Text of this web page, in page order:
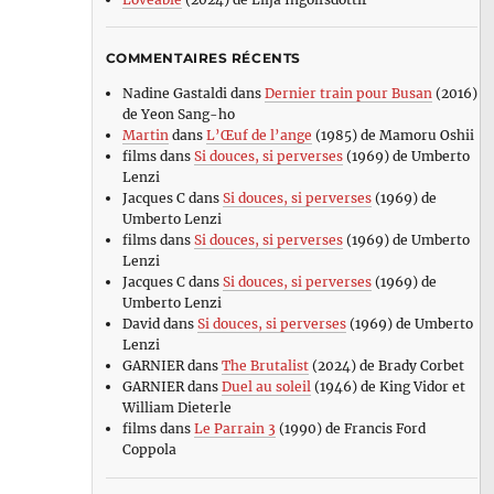
COMMENTAIRES RÉCENTS
Nadine Gastaldidans Dernier train pour Busan(2016)
de Yeon Sang-ho
Martindans L’Œuf de l’ange (1985) de Mamoru Oshii
filmsdans Si douces, si perverses(1969) de Umberto
Lenzi
Jacques Cdans Si douces, si perverses(1969) de
Umberto Lenzi
filmsdans Si douces, si perverses(1969) de Umberto
Lenzi
Jacques Cdans Si douces, si perverses(1969) de
Umberto Lenzi
Daviddans Si douces, si perverses(1969) de Umberto
Lenzi
GARNIERdans The Brutalist(2024) de Brady Corbet
GARNIERdans Duel au soleil(1946) de King Vidor et
William Dieterle
filmsdans Le Parrain 3 (1990) de Francis Ford
Coppola